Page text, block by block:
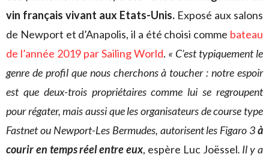
vin français vivant aux Etats-Unis. Exposé aux salons
de Newport et d’Anapolis, il a été choisi comme bateau
de l’année 2019 par Sailing World. « C’est typiquement le
genre de profil que nous cherchons à toucher : notre espoir
est que deux-trois propriétaires comme lui se regroupent
pour régater, mais aussi que les organisateurs de course type
Fastnet ou Newport-Les Bermudes, autorisent les Figaro 3à
courir en temps réel entre eux, espère Luc Joëssel. Il y a